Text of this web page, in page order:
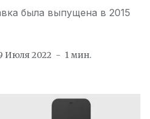
была выпущена в 2015
Июля 2022
1 мин.